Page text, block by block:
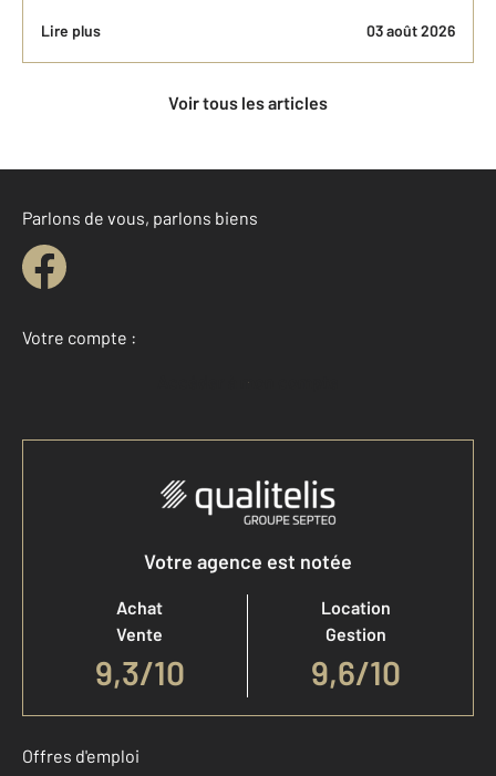
Lire plus 03 août 2026
Voir tous les articles
Parlons de vous, parlons biens
Votre compte :
Accéder à mon compte
Votre agence est notée
Achat
Vente
9,3/10
Location
Gestion
9,6/10
Offres d'emploi